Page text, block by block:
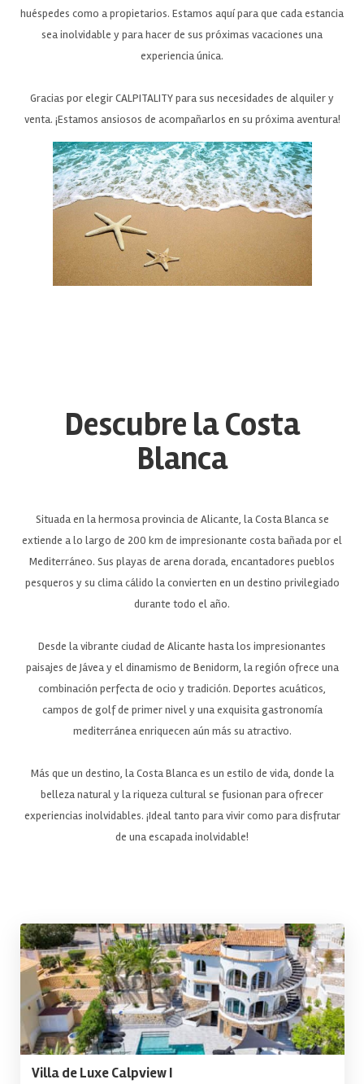
huéspedes como a propietarios. Estamos aquí para que cada estancia
sea inolvidable y para hacer de sus próximas vacaciones una
experiencia única.
Gracias por elegir CALPITALITY para sus necesidades de alquiler y
venta. ¡Estamos ansiosos de acompañarlos en su próxima aventura!
Descubre la Costa
Blanca
Situada en la hermosa provincia de Alicante, la Costa Blanca se
extiende a lo largo de 200 km de impresionante costa bañada por el
Mediterráneo. Sus playas de arena dorada, encantadores pueblos
pesqueros y su clima cálido la convierten en un destino privilegiado
durante todo el año.
Desde la vibrante ciudad de Alicante hasta los impresionantes
paisajes de Jávea y el dinamismo de Benidorm, la región ofrece una
combinación perfecta de ocio y tradición. Deportes acuáticos,
campos de golf de primer nivel y una exquisita gastronomía
mediterránea enriquecen aún más su atractivo.
Más que un destino, la Costa Blanca es un estilo de vida, donde la
belleza natural y la riqueza cultural se fusionan para ofrecer
experiencias inolvidables. ¡Ideal tanto para vivir como para disfrutar
de una escapada inolvidable!
Villa de Luxe Calpview I